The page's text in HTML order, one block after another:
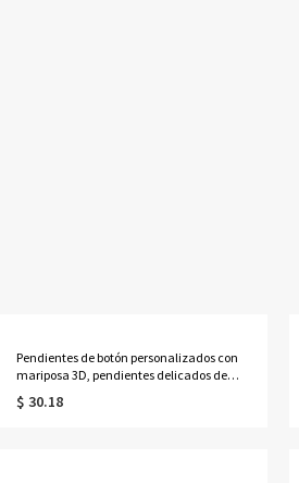
Pendientes de botón personalizados con
mariposa 3D, pendientes delicados de
plata de ley 925, regalos de
cumpleaños/Día de la Madre/Boda para
$ 30.18